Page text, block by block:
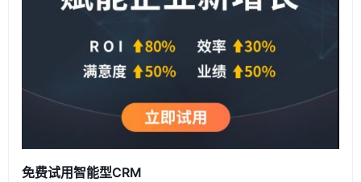
免费试用智能型CRM